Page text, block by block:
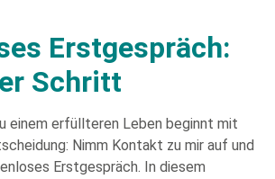
Erstgespräch:
Schritt
einem erfüllteren Leben beginnt mit
Nimm Kontakt zu mir auf und
Erstgespräch. In diesem